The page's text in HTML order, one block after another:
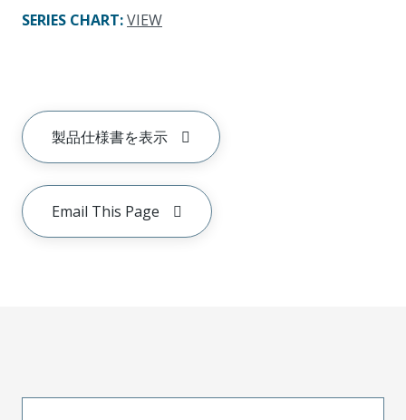
SERIES CHART:VIEW
製品仕様書を表示
Email This Page